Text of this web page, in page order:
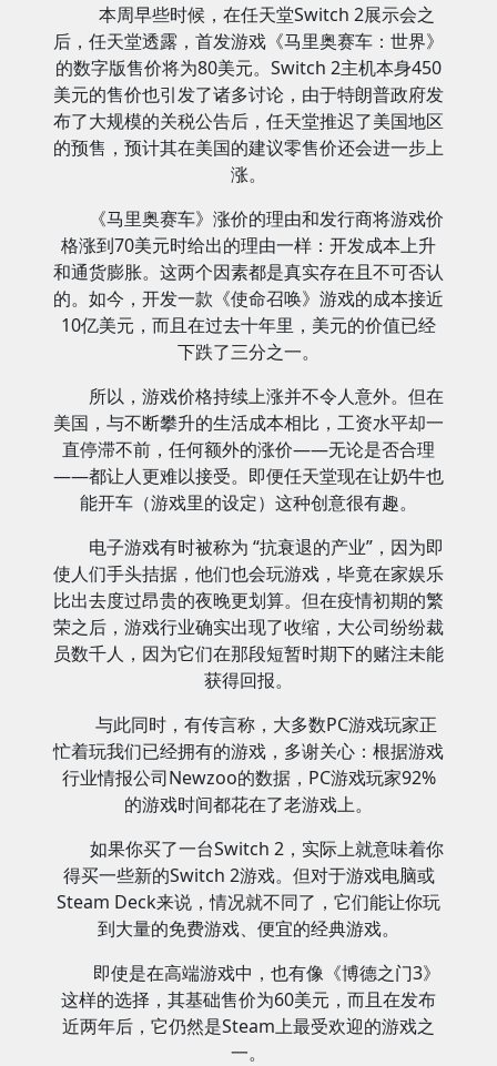
本周早些时候，在任天堂Switch 2展示会之
后，任天堂透露，首发游戏《马里奥赛车：世界》
的数字版售价将为80美元。Switch 2主机本身450
美元的售价也引发了诸多讨论，由于特朗普政府发
布了大规模的关税公告后，任天堂推迟了美国地区
的预售，预计其在美国的建议零售价还会进一步上
涨。
《马里奥赛车》涨价的理由和发行商将游戏价
格涨到70美元时给出的理由一样：开发成本上升
和通货膨胀。这两个因素都是真实存在且不可否认
的。如今，开发一款《使命召唤》游戏的成本接近
10亿美元，而且在过去十年里，美元的价值已经
下跌了三分之一。
所以，游戏价格持续上涨并不令人意外。但在
美国，与不断攀升的生活成本相比，工资水平却一
直停滞不前，任何额外的涨价——无论是否合理
——都让人更难以接受。即便任天堂现在让奶牛也
能开车（游戏里的设定）这种创意很有趣。
电子游戏有时被称为 “抗衰退的产业”，因为即
使人们手头拮据，他们也会玩游戏，毕竟在家娱乐
比出去度过昂贵的夜晚更划算。但在疫情初期的繁
荣之后，游戏行业确实出现了收缩，大公司纷纷裁
员数千人，因为它们在那段短暂时期下的赌注未能
获得回报。
与此同时，有传言称，大多数PC游戏玩家正
忙着玩我们已经拥有的游戏，多谢关心：根据游戏
行业情报公司Newzoo的数据，PC游戏玩家92%
的游戏时间都花在了老游戏上。
如果你买了一台Switch 2，实际上就意味着你
得买一些新的Switch 2游戏。但对于游戏电脑或
Steam Deck来说，情况就不同了，它们能让你玩
到大量的免费游戏、便宜的经典游戏。
即使是在高端游戏中，也有像《博德之门3》
这样的选择，其基础售价为60美元，而且在发布
近两年后，它仍然是Steam上最受欢迎的游戏之
一。